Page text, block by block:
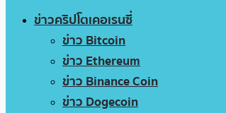
ข่าวคริปโตเคอเรนซี่
ข่าว Bitcoin
ข่าว Ethereum
ข่าว Binance Coin
ข่าว Dogecoin